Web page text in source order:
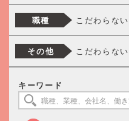
職種 こだわらない
その他 こだわらない
キーワード